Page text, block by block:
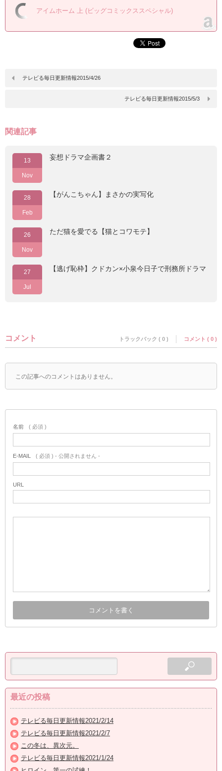
アイムホーム 上 (ビッグコミックススペシャル)
テレビる毎日更新情報2015/4/26
テレビる毎日更新情報2015/5/3
関連記事
13
Nov
妄想ドラマ企画書２
28
Feb
【がんこちゃん】まさかの実写化
26
Nov
ただ猫を愛でる【猫とコワモテ】
27
Jul
【逃げ恥枠】クドカン×小泉今日子で刑務所ドラマ
コメント トラックバック ( 0 ) コメント ( 0 )
この記事へのコメントはありません。
名前 ( 必須 )
E-MAIL ( 必須 ) - 公開されません -
URL
最近の投稿
テレビる毎日更新情報2021/2/14
テレビる毎日更新情報2021/2/7
この冬は、異次元。
テレビる毎日更新情報2021/1/24